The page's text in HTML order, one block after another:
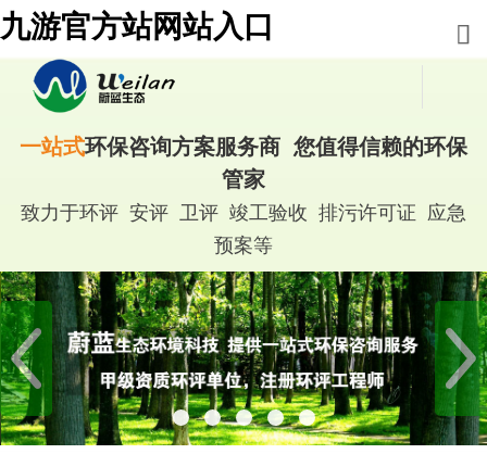
九游官方站网站入口
一站式环保咨询方案服务商 您值得信赖的环保
管家
致力于环评 安评 卫评 竣工验收 排污许可证 应急
预案等